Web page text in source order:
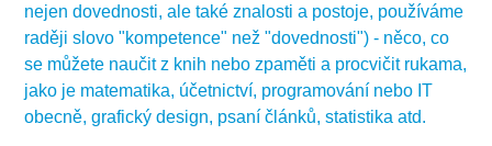
nejen dovednosti, ale také znalosti a postoje, používáme
raději slovo "kompetence" než "dovednosti") - něco, co
se můžete naučit z knih nebo zpaměti a procvičit rukama,
jako je matematika, účetnictví, programování nebo IT
obecně, grafický design, psaní článků, statistika atd.